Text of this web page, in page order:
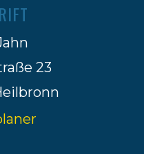
23